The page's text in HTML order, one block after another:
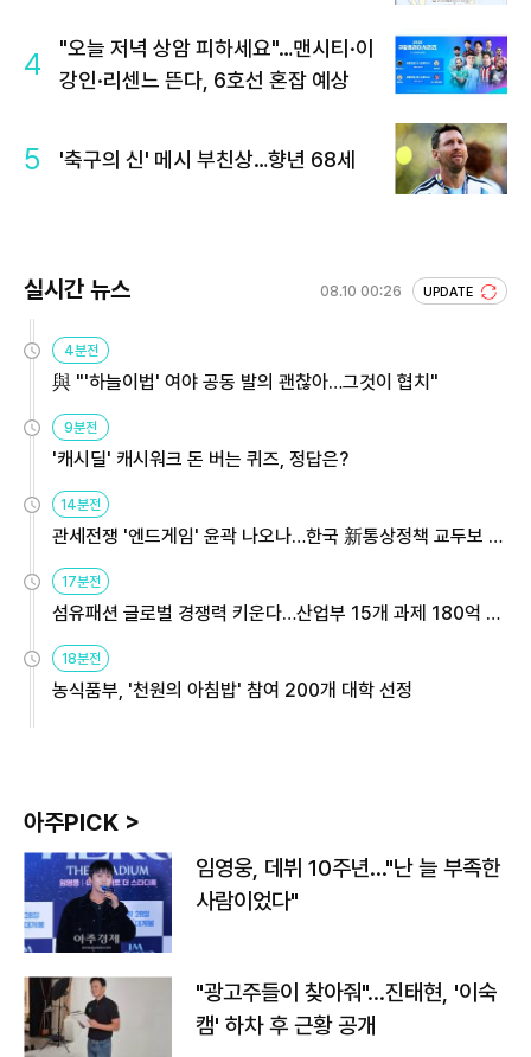
4
"오늘 저녁 상암 피하세요"…맨시티·이
강인·리센느 뜬다, 6호선 혼잡 예상
5 '축구의 신' 메시 부친상…향년 68세
실시간 뉴스 08.10 00:26 UPDATE
4분전
與 "'하늘이법' 여야 공동 발의 괜찮아…그것이 협치"
9분전
'캐시딜' 캐시워크 돈 버는 퀴즈, 정답은?
14분전
관세전쟁 '엔드게임' 윤곽 나오나…한국 新통상정책 교두보 활
용해야
17분전
섬유패션 글로벌 경쟁력 키운다…산업부 15개 과제 180억 지
원
18분전
농식품부, '천원의 아침밥' 참여 200개 대학 선정
아주PICK >
임영웅, 데뷔 10주년…"난 늘 부족한
사람이었다"
"광고주들이 찾아줘"…진태현, '이숙
캠' 하차 후 근황 공개